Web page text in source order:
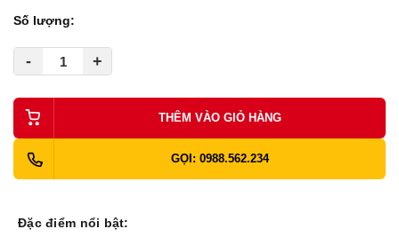
Số lượng:
- +
THÊM VÀO GIỎ HÀNG
GỌI: 0988.562.234
Đặc điểm nổi bật: